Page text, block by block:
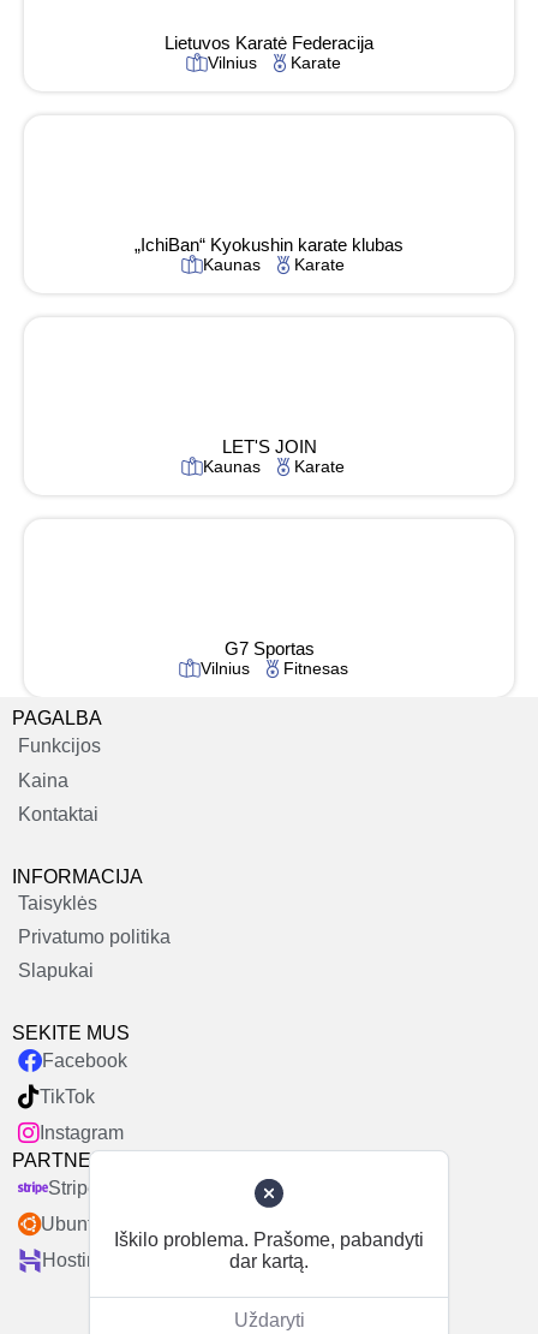
Lietuvos Karatė Federacija
Vilnius Karate
„IchiBan“ Kyokushin karate klubas
Kaunas Karate
LET'S JOIN
Kaunas Karate
G7 Sportas
Vilnius Fitnesas
PAGALBA
Funkcijos
Kaina
Kontaktai
INFORMACIJA
Taisyklės
Privatumo politika
Slapukai
SEKITE MUS
Facebook
TikTok
Instagram
PARTNERIAI
Stripe
Ubuntu
Hostinger
© 2014-2025 Nugaleksave. Visos teisės saugomos.
Iškilo problema. Prašome, pabandyti
dar kartą.
Uždaryti